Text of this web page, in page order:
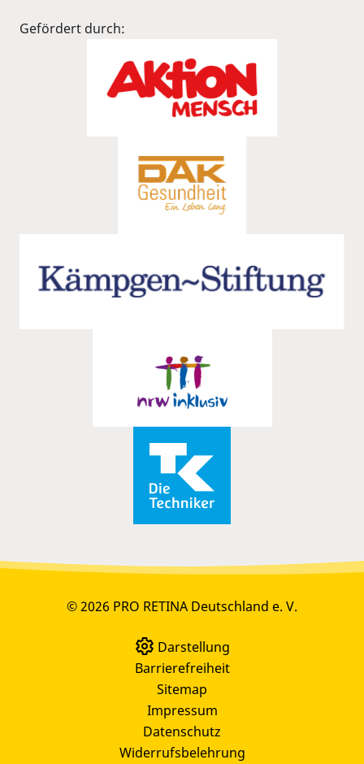
Gefördert durch:
© 2026 PRO RETINA Deutschland e. V.
Darstellung
Barrierefreiheit
Sitemap
Impressum
Datenschutz
Widerrufsbelehrung